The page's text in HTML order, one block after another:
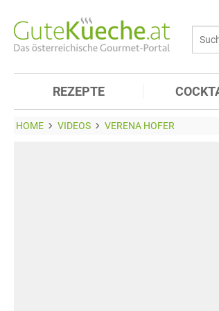
REZEPTE
HOME VIDEOS VERENA HOFER